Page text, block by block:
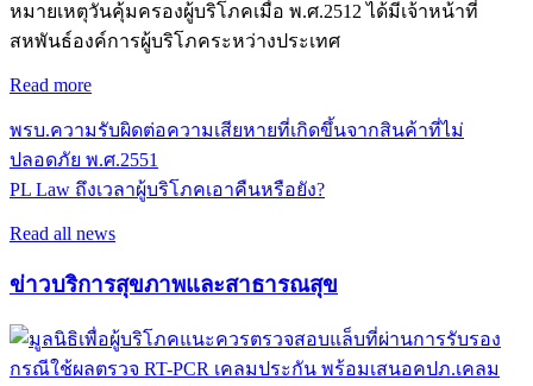
หมายเหตุวันคุ้มครองผู้บริโภคเมื่อ พ.ศ.2512 ได้มีเจ้าหน้าที่
สหพันธ์องค์การผู้บริโภคระหว่างประเทศ
Read more
พรบ.ความรับผิดต่อความเสียหายที่เกิดขึ้นจากสินค้าที่ไม่
ปลอดภัย พ.ศ.2551
PL Law ถึงเวลาผู้บริโภคเอาคืนหรือยัง?
Read all news
ข่าวบริการสุขภาพและสาธารณสุข